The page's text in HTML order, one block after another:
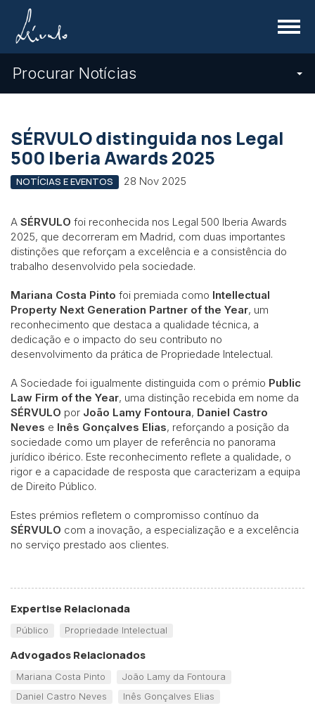
Menu
Procurar Notícias
SÉRVULO distinguida nos Legal
500 Iberia Awards 2025
NOTÍCIAS E EVENTOS 28 Nov 2025
A SÉRVULO foi reconhecida nos Legal 500 Iberia Awards
2025, que decorreram em Madrid, com duas importantes
distinções que reforçam a excelência e a consistência do
trabalho desenvolvido pela sociedade.
Mariana Costa Pinto foi premiada como Intellectual
Property Next Generation Partner of the Year, um
reconhecimento que destaca a qualidade técnica, a
dedicação e o impacto do seu contributo no
desenvolvimento da prática de Propriedade Intelectual.
A Sociedade foi igualmente distinguida com o prémio Public
Law Firm of the Year, uma distinção recebida em nome da
SÉRVULO por João Lamy Fontoura, Daniel Castro
Neves e Inês Gonçalves Elias, reforçando a posição da
sociedade como um player de referência no panorama
jurídico ibérico. Este reconhecimento reflete a qualidade, o
rigor e a capacidade de resposta que caracterizam a equipa
de Direito Público.
Estes prémios refletem o compromisso contínuo da
SÉRVULO com a inovação, a especialização e a excelência
no serviço prestado aos clientes.
Expertise Relacionada
Público Propriedade Intelectual
Advogados Relacionados
Mariana Costa Pinto
João Lamy da Fontoura
Daniel Castro Neves
Inês Gonçalves Elias